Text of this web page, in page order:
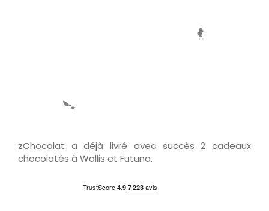
zChocolat a déjà livré avec succès 2 cadeaux
chocolatés à Wallis et Futuna.